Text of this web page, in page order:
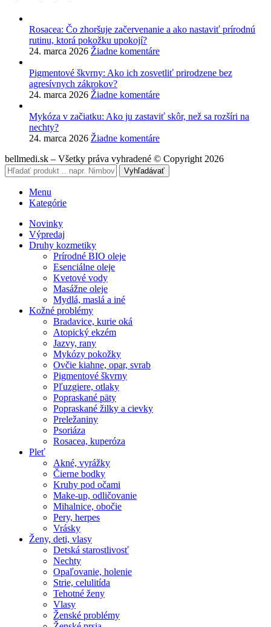
Rosacea: Čo zhoršuje začervenanie a ako nastaviť prírodnú
rutinu, ktorá pokožku upokojí?
24. marca 2026 Žiadne komentáre
Pigmentové škvrny: Ako ich zosvetliť prirodzene bez
agresívnych zákrokov?
24. marca 2026 Žiadne komentáre
Mykóza v začiatku: Ako ju zastaviť skôr, než sa rozšíri na
nechty?
24. marca 2026 Žiadne komentáre
bellmedi.sk – Všetky práva vyhradené © Copyright 2026
Vyhľadávať
Menu
Kategórie
Novinky
Výpredaj
Druhy kozmetiky
Prírodné BIO oleje
Esenciálne oleje
Kvetové vody
Masážne oleje
Mydlá, maslá a iné
Kožné problémy
Bradavice, kurie oká
Atopický ekzém
Jazvy, rany
Mykózy pokožky
Ovčie kiahne, opar, svrab
Pigmentové škvrny
Pľuzgiere, otlaky
Popraskané päty
Popraskané žilky a cievky
Preležaniny
Psoriáza
Rosacea, kuperóza
Pleť
Akné, vyrážky
Čierne bodky
Kruhy pod očami
Make-up, odličovanie
Mihalnice, obočie
Pery, herpes
Vrásky
Ženy, deti, vlasy
Detská starostlivosť
Nechty
Opaľovanie, holenie
Strie, celulitída
Tehotné ženy
Vlasy
Ženské problémy